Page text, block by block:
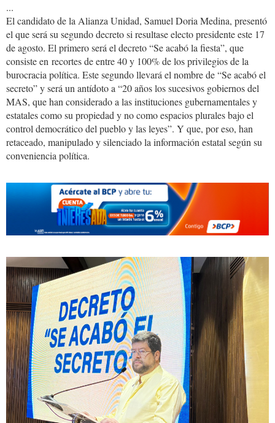
...
El candidato de la Alianza Unidad, Samuel Doria Medina, presentó
el que será su segundo decreto si resultase electo presidente este 17
de agosto. El primero será el decreto “Se acabó la fiesta”, que
consiste en recortes de entre 40 y 100% de los privilegios de la
burocracia política. Este segundo llevará el nombre de “Se acabó el
secreto” y será un antídoto a “20 años los sucesivos gobiernos del
MAS, que han considerado a las instituciones gubernamentales y
estatales como su propiedad y no como espacios plurales bajo el
control democrático del pueblo y las leyes”. Y que, por eso, han
retaceado, manipulado y silenciado la información estatal según su
conveniencia política.
samuel
77.jpg